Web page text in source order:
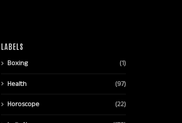
LABELS
Boxing (1)
Health (97)
Horoscope (22)